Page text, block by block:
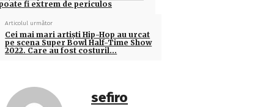
fi extrem de periculos
Articolul următor
Cei mai mari artişti Hip-Hop au urcat
pe scena Super Bowl Half-Time Show
2022. Care au fost costuril…
sefiro